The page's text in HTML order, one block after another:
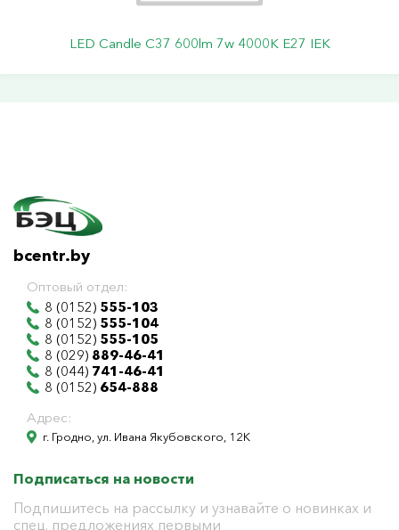
LED Candle C37 600lm 7w 4000K E27 IEK
bcentr.by
Оптовый отдел:
8 (0152) 555-103
8 (0152) 555-104
8 (0152) 555-105
8 (029) 889-46-41
8 (044) 741-46-41
8 (0152) 654-888
Адрес:
г. Гродно, ул. Ивана Якубовского, 12К
Подписаться на новости
Подпишитесь на рассылку и узнавайте о новинках и
спец. предложениях первыми